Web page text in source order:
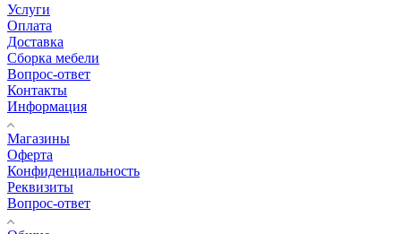
Услуги
Оплата
Доставка
Сборка мебели
Вопрос-ответ
Контакты
Информация
Магазины
Оферта
Конфиденциальность
Реквизиты
Вопрос-ответ